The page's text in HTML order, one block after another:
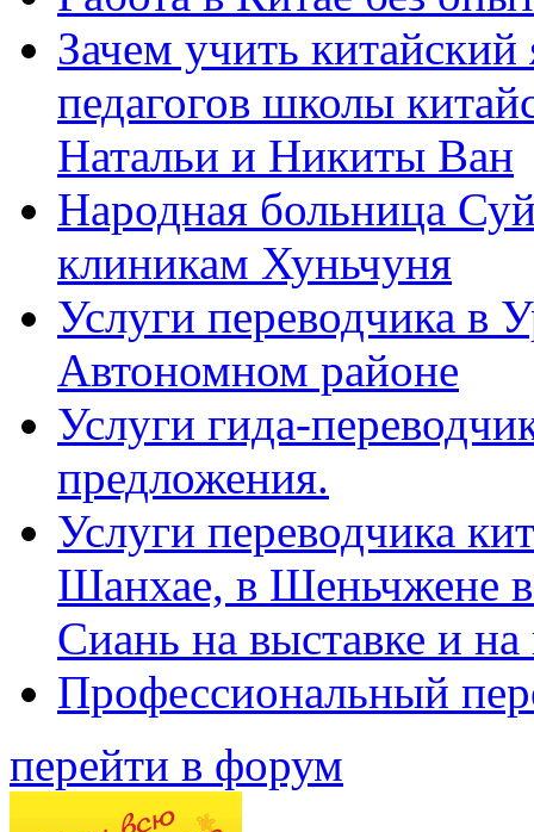
Зачем учить
педагогов школы
Натальи и Никиты Ван
Народная больница
клиникам Хуньчуня
Услуги переводчика в
Автономном районе
Услуги гида-
предложения.
Услуги переводчика
Шанхае, в Шеньчжене
Сиань на выставке и
Профессиональный
перейти в форум